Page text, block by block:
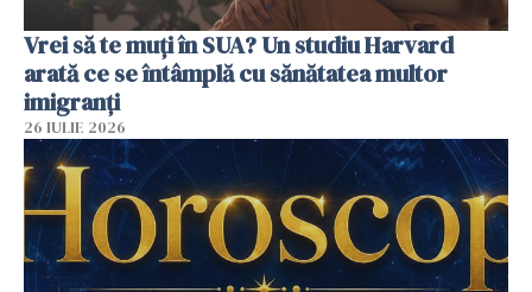
Vrei să te muți în SUA? Un studiu Harvard
arată ce se întâmplă cu sănătatea multor
imigranți
26 IULIE 2026